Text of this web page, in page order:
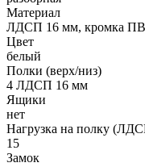
Материал
ЛДСП 16 мм, кромка
Цвет
белый
Полки (верх/низ)
4 ЛДСП 16 мм
Ящики
нет
Нагрузка на полку
15
Замок